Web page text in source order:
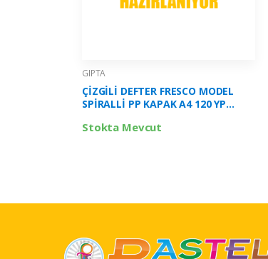
GIPTA
ÇİZGİLİ DEFTER FRESCO MODEL
SPİRALLİ PP KAPAK A4 120 YP
Stokta Mevcut